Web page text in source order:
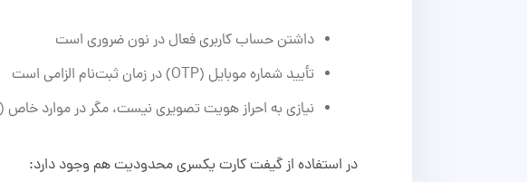
داشتن حساب کاربری فعال در نون ضروری است
تأیید شماره موبایل (OTP) در زمان ثبت‌نام الزامی است
نیازی به احراز هویت تصویری نیست، مگر در موارد خاص
در استفاده از گیفت کارت یکسری محدودیت هم وجود دارد: